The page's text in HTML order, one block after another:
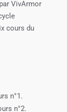
VivArmor
cours du
n°1.
n°2.